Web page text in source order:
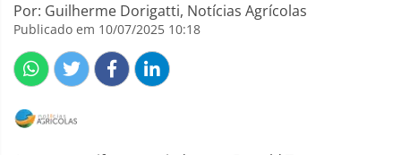
Por: Guilherme Dorigatti, Notícias Agrícolas
Publicado em 10/07/2025 10:18